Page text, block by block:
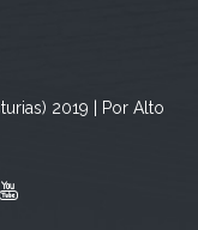
2019 | Por Alto